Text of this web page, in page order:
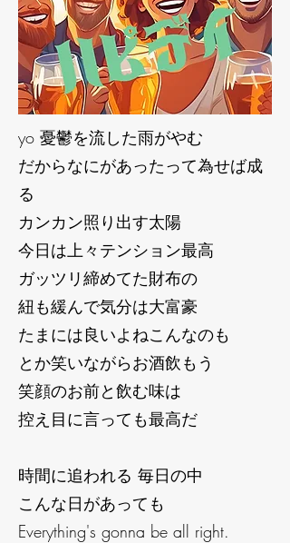
yo 憂鬱を流した雨がやむ
だからなにがあったって為せば成
る
カンカン照り出す太陽
今日は上々テンション最高
ガッツリ締めてた財布の
紐も緩んで気分は大富豪
たまには良いよねこんなのも
とか笑いながらお酒飲もう
笑顔のお前と飲む味は
控え目に言っても最高だ
時間に追われる 毎日の中
こんな日があっても
Everything's gonna be all right.